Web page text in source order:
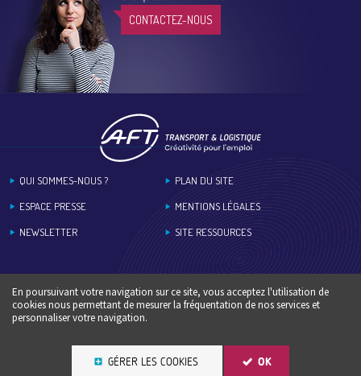
CONTACTEZ-NOUS
QUI SOMMES-NOUS ?
ESPACE PRESSE
NEWSLETTER
PLAN DU SITE
MENTIONS LÉGALES
SITE RESSOURCES
En poursuivant votre navigation sur ce site, vous acceptez l'utilisation de
cookies nous permettant de mesurer la fréquentation de nos services et
personnaliser votre navigation.
GÉRER LES COOKIES OK